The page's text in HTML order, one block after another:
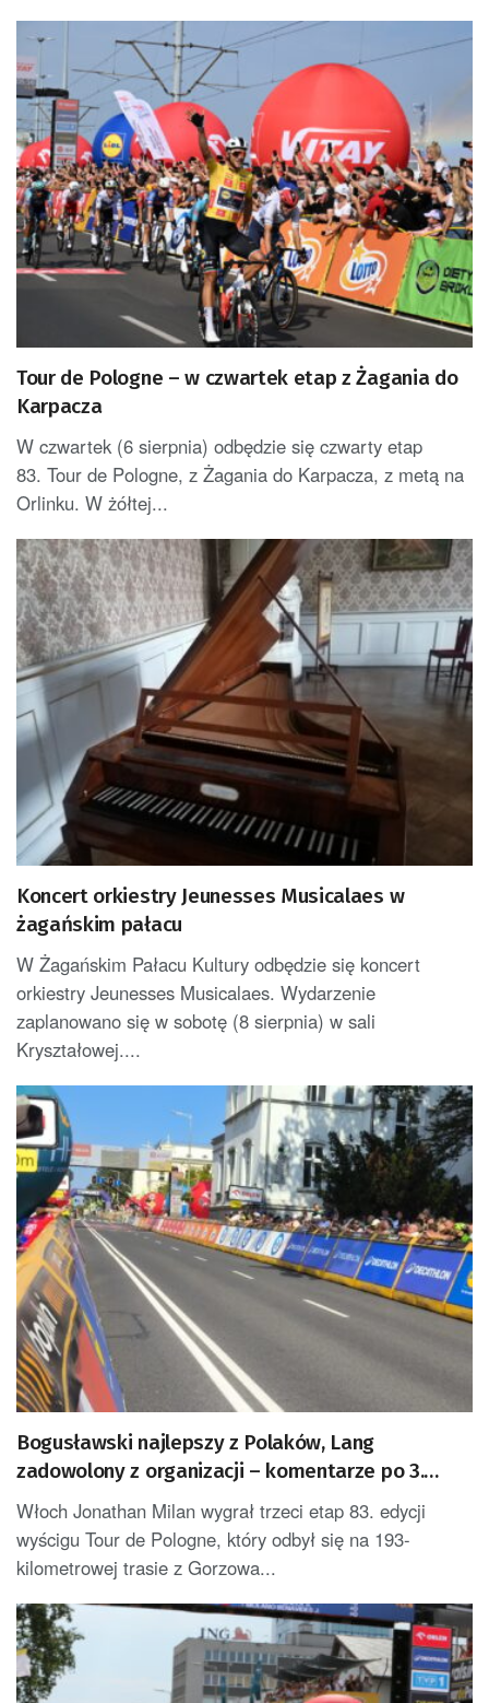
Tour de Pologne – w czwartek etap z Żagania do
Karpacza
W czwartek (6 sierpnia) odbędzie się czwarty etap
83. Tour de Pologne, z Żagania do Karpacza, z metą na
Orlinku. W żółtej...
Koncert orkiestry Jeunesses Musicalaes w
żagańskim pałacu
W Żagańskim Pałacu Kultury odbędzie się koncert
orkiestry Jeunesses Musicalaes. Wydarzenie
zaplanowano się w sobotę (8 sierpnia) w sali
Kryształowej....
Bogusławski najlepszy z Polaków, Lang
zadowolony z organizacji – komentarze po 3.
etapie Tour de Pologne
Włoch Jonathan Milan wygrał trzeci etap 83. edycji
wyścigu Tour de Pologne, który odbył się na 193-
kilometrowej trasie z Gorzowa...